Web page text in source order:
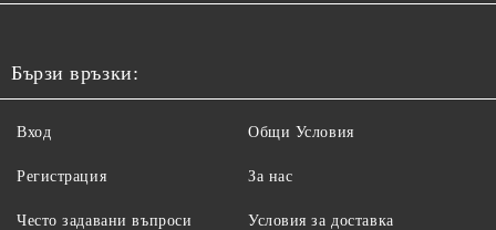
Бързи връзки:
Вход
Регистрация
Често задавани въпроси
Общи Условия
За нас
Условия за доставка